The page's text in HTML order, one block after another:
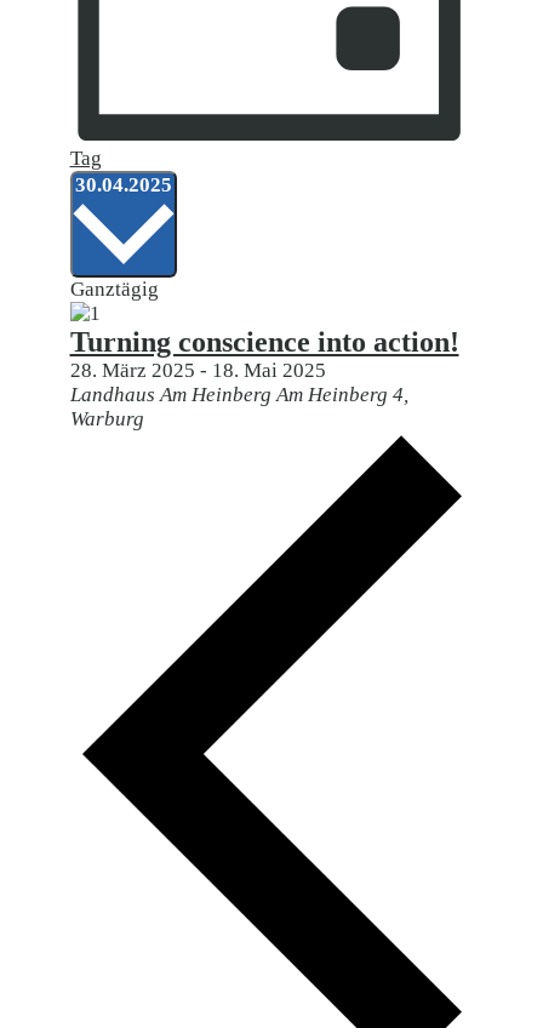
Tag
30.04.2025Datum
Ganztägig
Turning conscience into action!
28. März 2025 - 18. Mai 2025
Landhaus Am Heinberg Am Heinberg 4,
Warburg